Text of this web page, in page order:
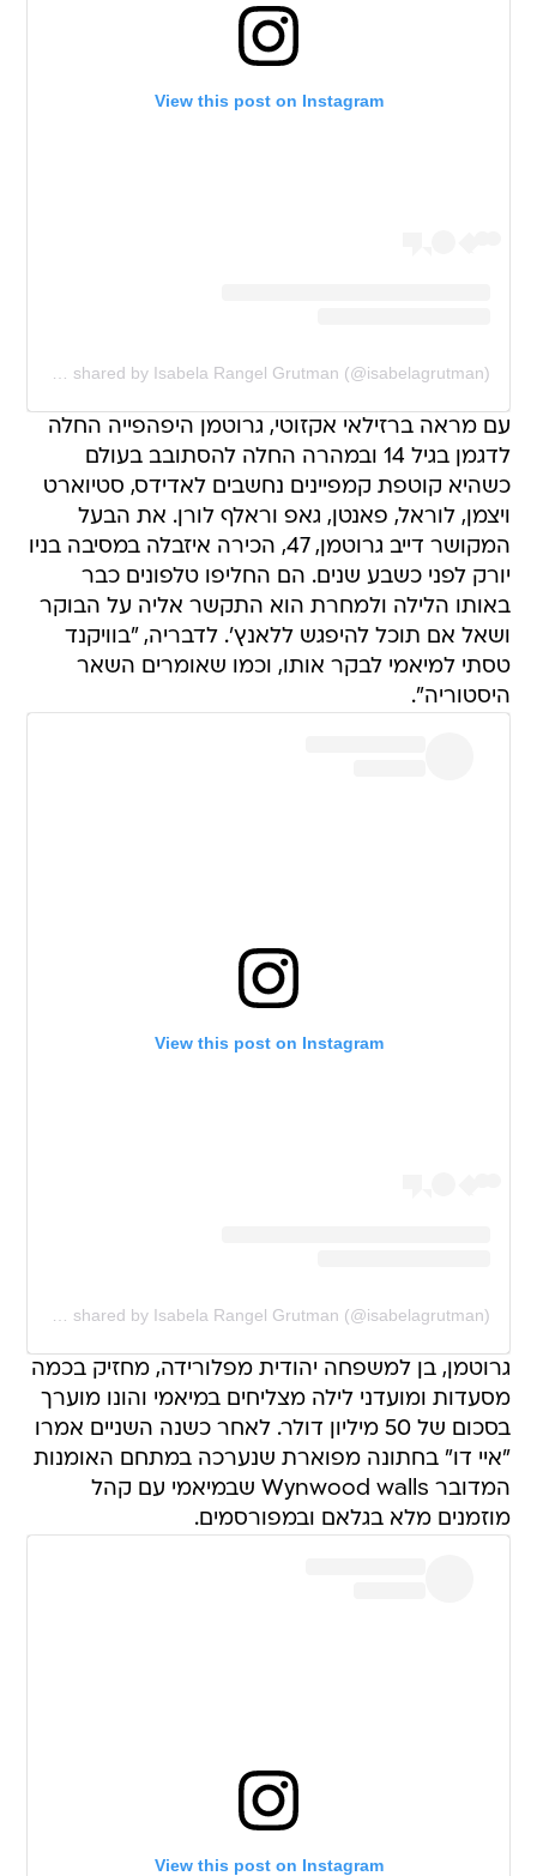
View this post on Instagram
עם מראה ברזילאי אקזוטי, גרוטמן היפהפייה החלה
לדגמן בגיל 14 ובמהרה החלה להסתובב בעולם
כשהיא קוטפת קמפיינים נחשבים לאדידס, סטיוארט
ויצמן, לוראל, פאנטן, גאפ וראלף לורן. את הבעל
המקושר דייב גרוטמן, 47, הכירה איזבלה במסיבה בניו
יורק לפני כשבע שנים. הם החליפו טלפונים כבר
באותו הלילה ולמחרת הוא התקשר אליה על הבוקר
ושאל אם תוכל להיפגש ללאנץ'. לדבריה, "בוויקנד
טסתי למיאמי לבקר אותו, וכמו שאומרים השאר
היסטוריה".
View this post on Instagram
גרוטמן, בן למשפחה יהודית מפלורידה, מחזיק בכמה
מסעדות ומועדני לילה מצליחים במיאמי והונו מוערך
בסכום של 50 מיליון דולר. לאחר כשנה השניים אמרו
"איי דו" בחתונה מפוארת שנערכה במתחם האומנות
המדובר Wynwood walls שבמיאמי עם קהל
מוזמנים מלא בגלאם ובמפורסמים.
View this post on Instagram